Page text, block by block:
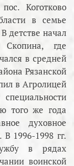
Коготково
в семье
детстве начал
где
в средней
Рязанской
в Агролицей
того же года
духовное
1996-1998 гг.
в рядах
воинской